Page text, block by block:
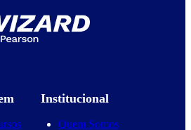
Institucional
Quem Somos